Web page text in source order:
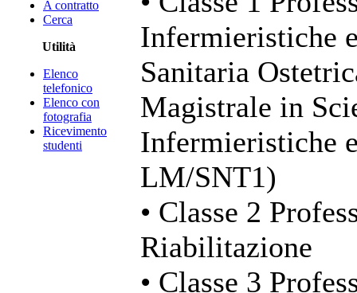
A contratto
Cerca
Utilità
Elenco
telefonico
Elenco con
fotografia
Ricevimento
studenti
Infermieristiche
Sanitaria
Magistrale in
Infermieristiche
LM/SNT1)
• Classe 2
Riabilitazione
• Classe 3